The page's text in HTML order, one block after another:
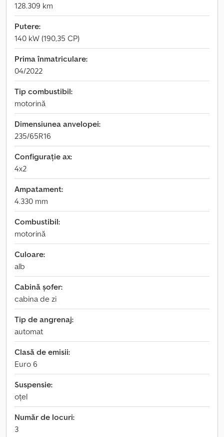
128.309 km
Putere:
140 kW (190,35 CP)
Prima înmatriculare:
04/2022
Tip combustibil:
motorină
Dimensiunea anvelopei:
235/65R16
Configurație ax:
4x2
Ampatament:
4.330 mm
Combustibil:
motorină
Culoare:
alb
Cabină șofer:
cabina de zi
Tip de angrenaj:
automat
Clasă de emisii:
Euro 6
Suspensie:
oțel
Număr de locuri:
3